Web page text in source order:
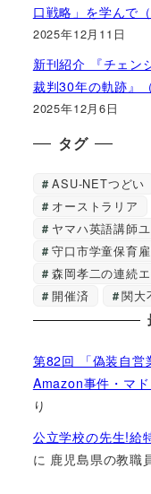
口戦略」を学んで
2025年12月11日
新刊紹介 『チェン
裁判30年の軌跡』
2025年12月6日
タグ
ASU-NETつどい
オーストラリア
ヤマハ英語講師
守口市学童保育
森岡孝二の連続
開催済
関大
第82回 「偽装自営
Amazon事件・マ
り
公立学校の先生!給
に 鹿児島県の教職